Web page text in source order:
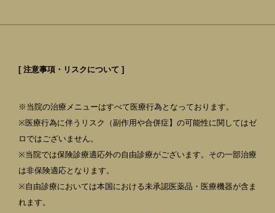
[ 注意事項・リスクについて ]
※当院の治療メニューはすべて医療行為となっております。
※医療行為に伴うリスク（副作用や合併症】の可能性に関してはゼ
ロではございません。
※当院では保険診療適応外の自由診療がございます。その一部治療
は非保険適応となります。
※自由診療においては本国における未承認医薬品・医療機器が含ま
れます。